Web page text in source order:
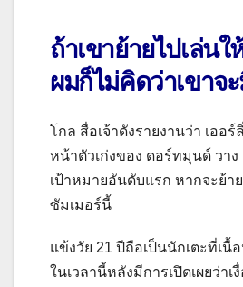
ถ้าเขาย้ายไปเล่นใ
ผมก็ไม่คิดว่าเขาจ
โกล สื่อเจ้าดังรายงานว่า เออ
หน้าตัวเก่งของ ดอร์ทมุนด์ วาง
เป้าหมายอันดับแรก หากจะย้า
ซัมเมอร์นี้
แข้งวัย 21 ปีถือเป็นนักเตะที่เ
ในเวลานี้หลังมีการเปิดเผยว่า